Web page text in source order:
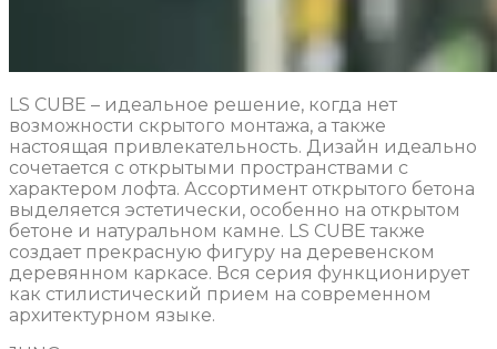
LS CUBE – идеальное решение, когда нет
возможности скрытого монтажа, а также
настоящая привлекательность. Дизайн идеально
сочетается с открытыми пространствами с
характером лофта. Ассортимент открытого бетона
выделяется эстетически, особенно на открытом
бетоне и натуральном камне. LS CUBE также
создает прекрасную фигуру на деревенском
деревянном каркасе. Вся серия функционирует
как стилистический прием на современном
архитектурном языке.